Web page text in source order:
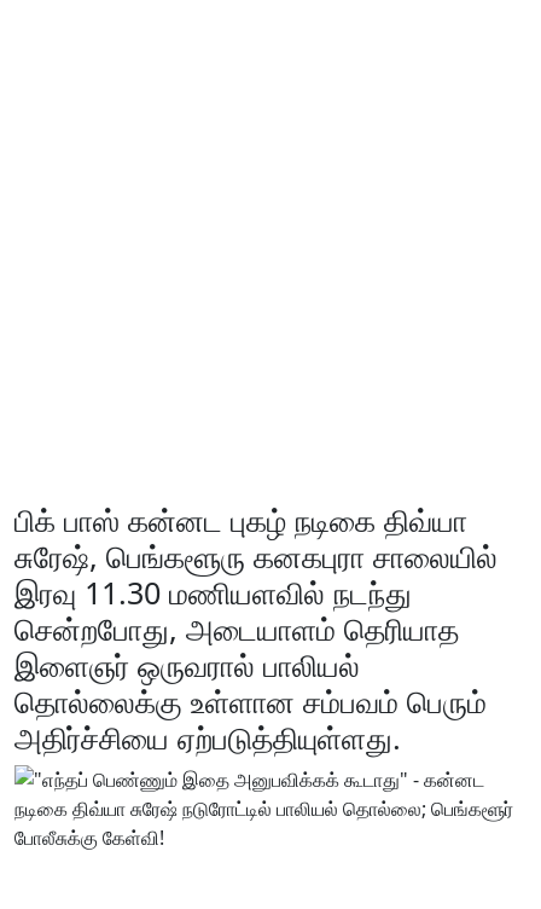
பிக் பாஸ் கன்னட புகழ் நடிகை திவ்யா
சுரேஷ், பெங்களூரு கனகபுரா சாலையில்
இரவு 11.30 மணியளவில் நடந்து
சென்றபோது, அடையாளம் தெரியாத
இளைஞர் ஒருவரால் பாலியல்
தொல்லைக்கு உள்ளான சம்பவம் பெரும்
அதிர்ச்சியை ஏற்படுத்தியுள்ளது.